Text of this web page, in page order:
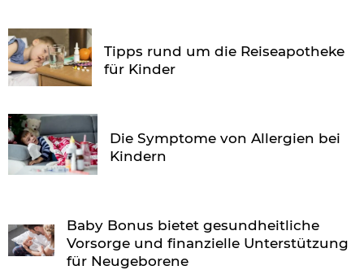
Tipps rund um die Reiseapotheke
für Kinder
Die Symptome von Allergien bei
Kindern
Baby Bonus bietet gesundheitliche
Vorsorge und finanzielle Unterstützung
für Neugeborene